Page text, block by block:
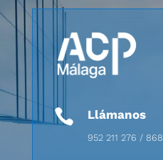
 Llámanos
952 211 276 / 868